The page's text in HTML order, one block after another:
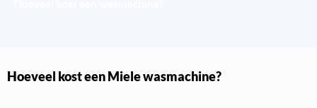
Hoeveel kost een Miele wasmachine?